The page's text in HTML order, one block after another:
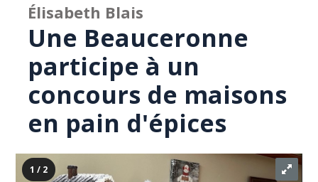
Élisabeth Blais
Une Beauceronne
participe à un
concours de maisons
en pain d'épices
1 / 2